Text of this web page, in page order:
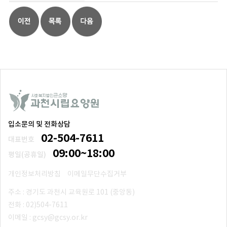
입소문의 및 전화상담
대표번호
02-504-7611
평일(공휴일) 09:00~18:00
개인정보처리방침
이메일무단수집거부
주소 : 경기도 과천시 교육원로 101 (중앙동)
전화 : 02)504-7611
이메일 : gcsy@gcsy.or.kr